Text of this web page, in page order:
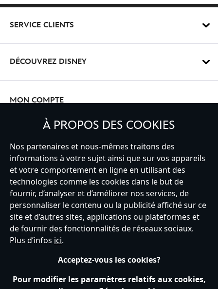
SERVICE CLIENTS
DÉCOUVREZ DISNEY
MON COMPTE
France
Service clients Conditions d’utilisation
Politique de cookies
Notice relative à la confidentialité
s172 Statements
Accessibility
À PROPOS DES COOKIES
Nos partenaires et nous-mêmes traitons des
informations à votre sujet ainsi que sur vos appareils
et votre comportement en ligne en utilisant des
technologies comme les cookies dans le but de
fournir, d’analyser et d’améliorer nos services, de
personnaliser le contenu ou la publicité affiché sur ce
site et d’autres sites, applications ou plateformes et
de fournir des fonctionnalités de réseaux sociaux.
Plus d’infos ici.
Acceptez-vous les cookies?
Pour modifier les paramètres relatifs aux cookies,